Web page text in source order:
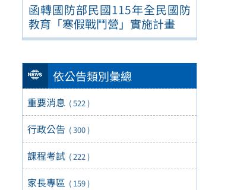
函轉國防部民國115年全民國防
教育「寒假戰鬥營」實施計畫
依公告類別彙總
重要消息 ( 522 )
行政公告 ( 300 )
課程考試 ( 222 )
家長專區 ( 159 )